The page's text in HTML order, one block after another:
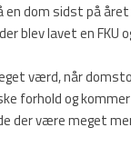
en dom sidst på
blev lavet en FKU
værd, når
forhold og
der være meget